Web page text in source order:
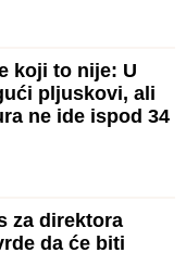
koji to nije: U
pljuskovi, ali
ne ide ispod 34
za direktora
da će biti